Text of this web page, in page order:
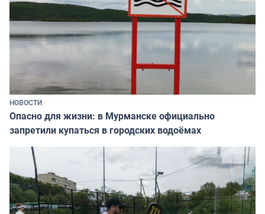
НОВОСТИ
Опасно для жизни: в Мурманске официально
запретили купаться в городских водоёмах